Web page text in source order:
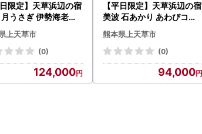
日限定】天草浜辺の宿
うさぎ 伊勢海老コ
ペア宿泊券（1泊2食
宿泊 宿泊券 ペア 2
ット 観光 旅行 お食
券 宿 旅館 熊本県 上
上天草市
(0)
124,000
【平日限定】天草浜辺の宿
美波 石あかり あわびコー
ス ペア宿泊券（1泊2食付
き） 宿泊 宿泊券 ペア 2人
チケット 観光 旅行 お食事
食事券 宿 旅館 熊本県 上天
熊本県上天草市
(0)
94,000